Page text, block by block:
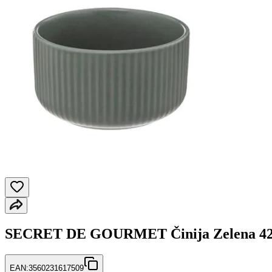
SECRET DE GOURMET Činija Zelena
EAN:3560231617509